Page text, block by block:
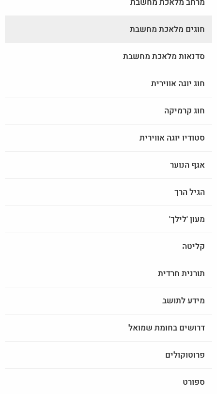
חוגים מלאכת מחשבת
סדנאות מלאכת מחשבת
חוג יוגה אווירית
חוג קרמיקה
סטודיו יוגה אווירית
אגף הנוער
הגיל הרך
מעון 'לילך'
קליטה
תורנית חרדית
מידע לתושב
דרושים בחומת שמואל
פרוטוקולים
ספורט